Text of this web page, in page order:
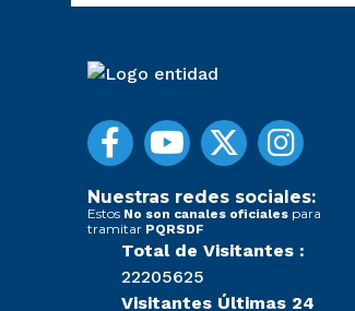
Nuestras redes sociales:
Estos No son canales oficiales para
tramitar PQRSDF
Total de Visitantes :
22205625
Visitantes Últimas 24